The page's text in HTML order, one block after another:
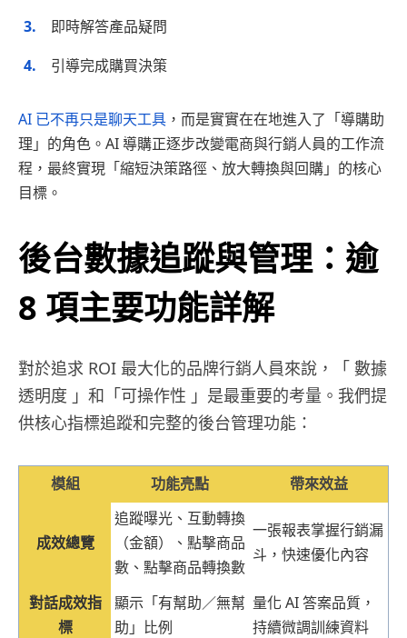
即時解答產品疑問
引導完成購買決策
AI 已不再只是聊天工具 ，而是實實在在地進入了「導購助
理」的角色。AI 導購正逐步改變電商與行銷人員的工作流
程， 最終實現 「縮短決策路徑、放大轉換與回購」 的核心
目標。
後台數據追蹤與管理： 逾
8 項主要功能詳解
對於追求 ROI 最大化的品牌行銷人員來說，
「 數據
透明度 」和「可操作性 」 是最重要的考量。我們提
供核心指標追蹤和完整的後台管理功能：
模組 功能亮點 帶來效益
成效總覽
追蹤曝光、互動轉換
（金額）、點擊商品
數、點擊商品轉換數
一張報表掌握行銷漏
斗，快速優化內容
對話成效指
標
顯示「有幫助／無幫
助」比例
量化 AI 答案品質，
持續微調訓練資料